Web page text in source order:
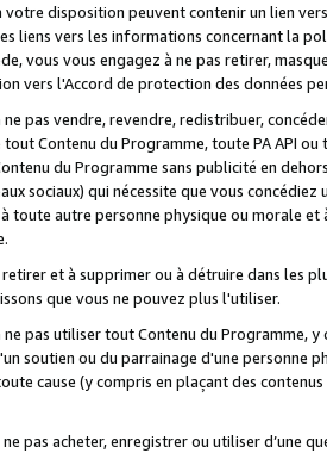
disposition peuvent contenir un lien
liens vers les informations concernant la
vous vous engagez à ne pas retirer,
vers l'Accord de protection des données
ne pas vendre, revendre, redistribuer,
Contenu du Programme, toute PA API
du Programme sans publicité en
sociaux) qui nécessite que vous
toute autre personne physique ou morale
retirer et à supprimer ou à détruire dans les
que vous ne pouvez plus l'utiliser.
ne pas utiliser tout Contenu du Programme,
soutien ou du parrainage d'une personne
cause (y compris en plaçant des
ne pas acheter, enregistrer ou utiliser d’une